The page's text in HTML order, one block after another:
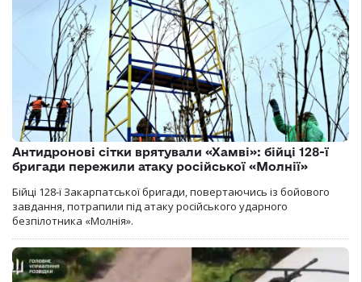
Антидронові сітки врятували «Хамві»: бійці 128-ї
бригади пережили атаку російської «Молнії»
Бійці 128-ї Закарпатської бригади, повертаючись із бойового
завдання, потрапили під атаку російського ударного
безпілотника «Молнія».